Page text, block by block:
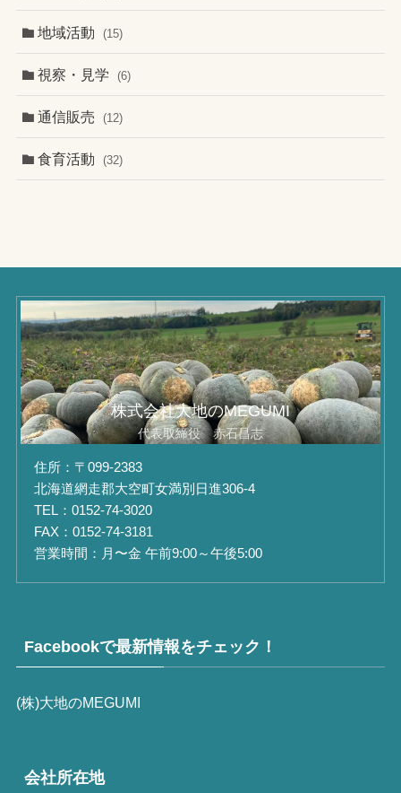
地域活動 (15)
視察・見学 (6)
通信販売 (12)
食育活動 (32)
株式会社大地のMEGUMI
代表取締役 赤石昌志
住所：〒099-2383
北海道網走郡大空町女満別日進306-4
TEL：0152-74-3020
FAX：0152-74-3181
営業時間：月〜金 午前9:00～午後5:00
Facebookで最新情報をチェック！
(株)大地のMEGUMI
会社所在地